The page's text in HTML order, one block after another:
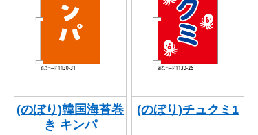
(のぼり)韓国海苔巻
き キンパ
(のぼり)チュクミ1